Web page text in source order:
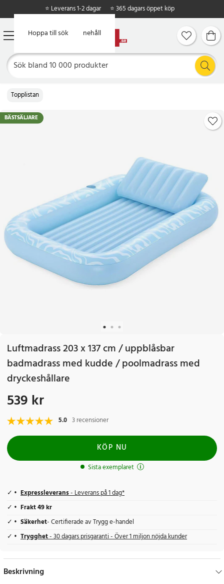
Hoppa till huvudinnehåll
Hoppa till sök
⭐ Leverans 1-2 dagar ⭐ 365 dagars öppet köp
Topplistan
BÄSTSÄLJARE
Luftmadrass 203 x 137 cm / uppblåsbar
badmadrass med kudde / poolmadrass med
dryckeshållare
Pris:539 kr
539 kr
5.0 3 recensioner
KÖP NU
Sista exemplaret
Expressleverans- Leverans på 1 dag*
Frakt 49 kr
Säkerhet- Certifierade av Trygg e-handel
Trygghet- 30 dagars prisgaranti - Över 1 miljon nöjda kunder
Beskrivning